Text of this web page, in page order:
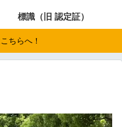
標識（旧 認定証）
ちらへ！